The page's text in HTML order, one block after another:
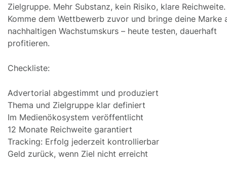
Zielgruppe. Mehr Substanz, kein Risiko, klare Reichweite.
Komme dem Wettbewerb zuvor und bringe deine Marke
nachhaltigen Wachstumskurs – heute testen, dauerhaft
profitieren.
Checkliste:
Advertorial abgestimmt und produziert
Thema und Zielgruppe klar definiert
Im Medienökosystem veröffentlicht
12 Monate Reichweite garantiert
Tracking: Erfolg jederzeit kontrollierbar
Geld zurück, wenn Ziel nicht erreicht